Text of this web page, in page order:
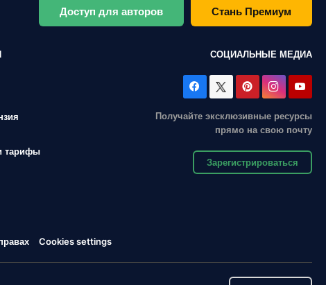
Доступ для авторов Стань Премиум
тарифы
СОЦИАЛЬНЫЕ МЕДИА
Получайте эксклюзивные ресурсы
прямо на свою почту
Зарегистрироваться
Cookies settings